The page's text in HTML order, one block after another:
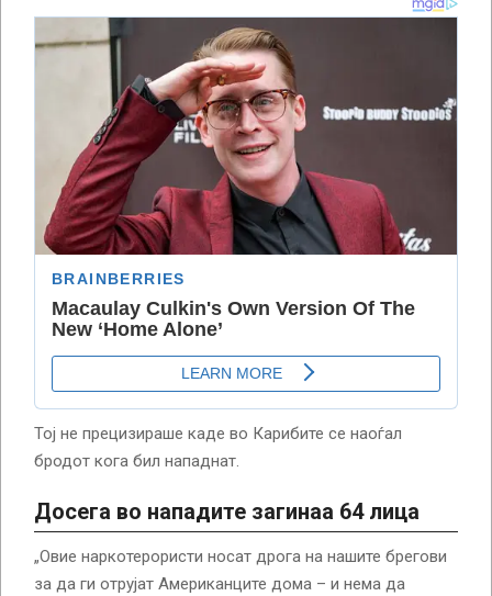
Тој не прецизираше каде во Карибите се наоѓал
бродот кога бил нападнат.
Досега во нападите загинаа 64 лица
„Овие наркотерористи носат дрога на нашите брегови
за да ги отрујат Американците дома – и нема да